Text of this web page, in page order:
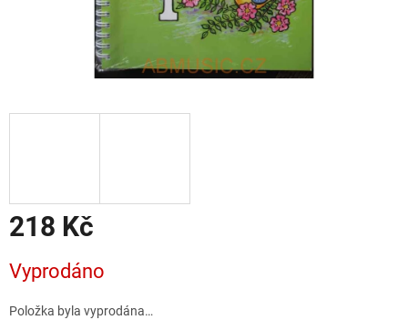
218 Kč
cena:
Vyprodáno
Položka byla vyprodána…